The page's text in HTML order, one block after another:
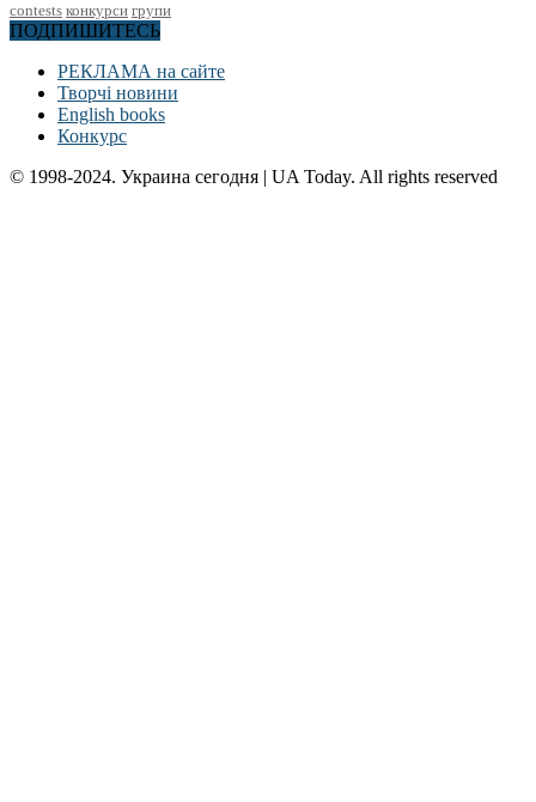
contests конкурси групи
ПОДПИШИТЕСЬ
РЕКЛАМА на сайте
Творчі новини
English books
Конкурс
© 1998-2024. Украина сегодня | UA Today. All rights reserved